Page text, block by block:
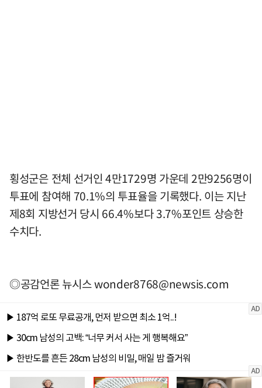
횡성군은 전체 선거인 4만1729명 가운데 2만9256명이
투표에 참여해 70.1%의 투표율을 기록했다. 이는 지난
제8회 지방선거 당시 66.4%보다 3.7%포인트 상승한
수치다.
◎공감언론 뉴시스 wonder8768@newsis.com